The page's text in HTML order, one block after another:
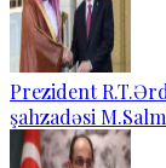
Prezident
şahzadəsi